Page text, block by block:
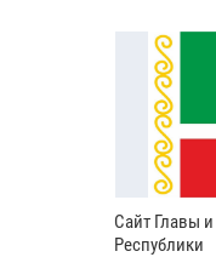
Сайт Главы
Республики